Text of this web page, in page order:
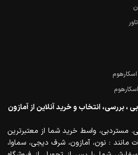
، بررسی، انتخاب و خرید آنلاین از آمازون
مستردبی، واسط خرید شما از معتبرترین
مانند : نون، آمازون، شرف دیجی، سماوا،